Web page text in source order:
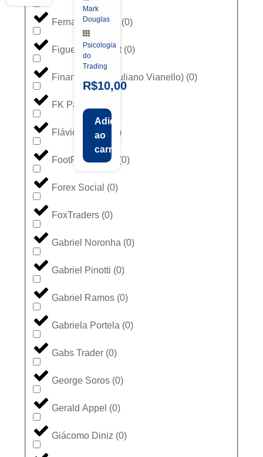
Fernando Ulrich (0)
Figueredo Invest (0)
Finance Gate (Juliano Vianello) (0)
FK Partners
Flávio Lemos )
FootPrint Brazil (0)
Forex Social (0)
FoxTraders (0)
Gabriel Noronha (0)
Gabriel Pinotti (0)
Gabriel Ramos (0)
Gabriela Portela (0)
Gabs Trader (0)
George Soros (0)
Gerald Appel (0)
Giácomo Diniz (0)
Mark
Douglas
Psicologia
do
Trading
R$10,00
Adicionar
ao
carrinho